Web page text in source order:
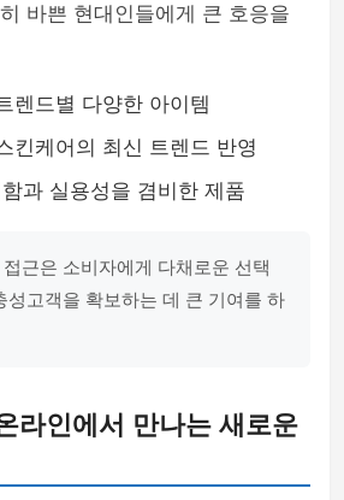
바쁜 현대인들에게 큰 호응을
렌드별 다양한 아이템
킨케어의 최신 트렌드 반영
과 실용성을 겸비한 제품
근은 소비자에게 다채로운 선택
성고객을 확보하는 데 큰 기여를 하
라인에서 만나는 새로운